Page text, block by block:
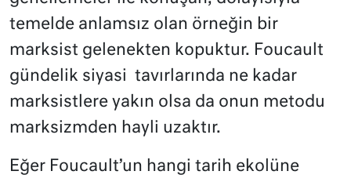
temelde anlamsız olan örneğin bir
marksist gelenekten kopuktur. Foucault
gündelik siyasi tavırlarında ne kadar
marksistlere yakın olsa da onun metodu
marksizmden hayli uzaktır.
Eğer Foucault’un hangi tarih ekolüne